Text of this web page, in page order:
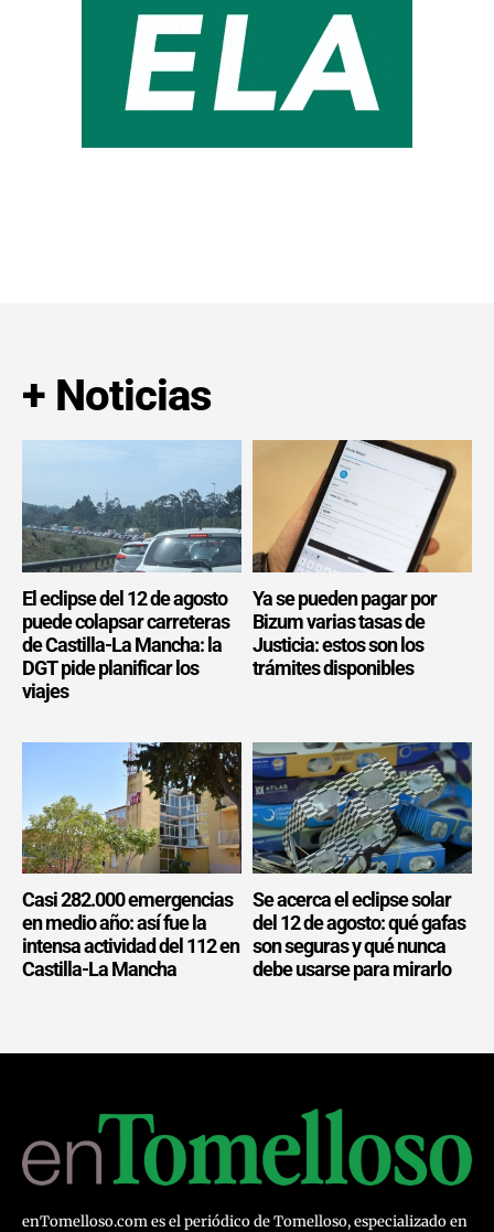
+ Noticias
El eclipse del 12 de agosto
puede colapsar carreteras
de Castilla-La Mancha: la
DGT pide planificar los
viajes
Ya se pueden pagar por
Bizum varias tasas de
Justicia: estos son los
trámites disponibles
Casi 282.000 emergencias
en medio año: así fue la
intensa actividad del 112 en
Castilla-La Mancha
Se acerca el eclipse solar
del 12 de agosto: qué gafas
son seguras y qué nunca
debe usarse para mirarlo
enTomelloso.com es el periódico de Tomelloso, especializado en